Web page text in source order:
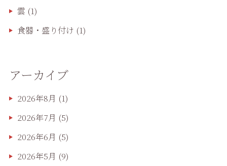
雲 (1)
食器・盛り付け (1)
アーカイブ
2026年8月 (1)
2026年7月 (5)
2026年6月 (5)
2026年5月 (9)